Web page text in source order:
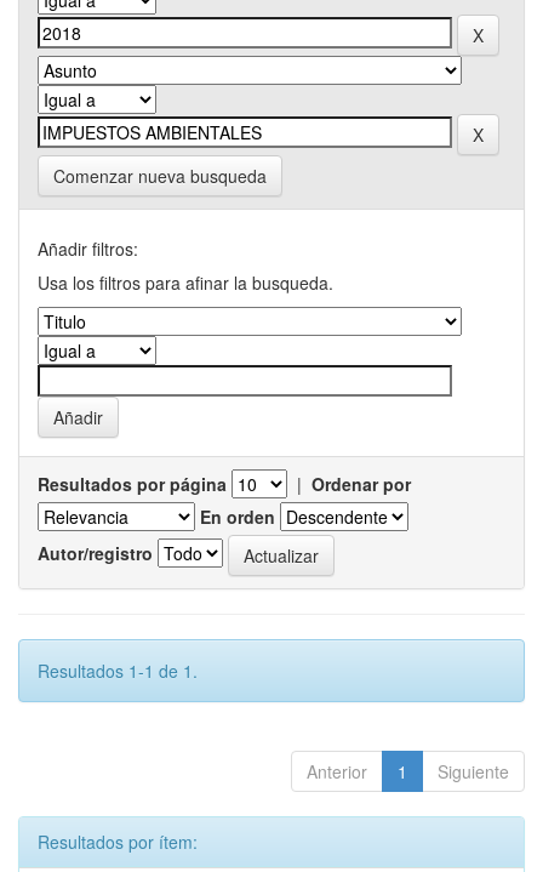
Comenzar nueva busqueda
Añadir filtros:
Usa los filtros para afinar la busqueda.
Resultados por página | Ordenar por
En orden
Autor/registro
Resultados 1-1 de 1.
Anterior 1 Siguiente
Resultados por ítem: